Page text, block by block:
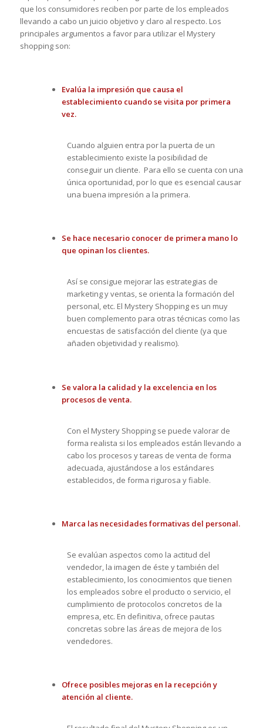
que los consumidores reciben por parte de los empleados
llevando a cabo un juicio objetivo y claro al respecto. Los
principales argumentos a favor para utilizar el Mystery
shopping son:
Evalúa la impresión que causa el
establecimiento cuando se visita por primera
vez.
Cuando alguien entra por la puerta de un
establecimiento existe la posibilidad de
conseguir un cliente. Para ello se cuenta con una
única oportunidad, por lo que es esencial causar
una buena impresión a la primera.
Se hace necesario conocer de primera mano lo
que opinan los clientes.
Así se consigue mejorar las estrategias de
marketing y ventas, se orienta la formación del
personal, etc. El Mystery Shopping es un muy
buen complemento para otras técnicas como las
encuestas de satisfacción del cliente (ya que
añaden objetividad y realismo).
Se valora la calidad y la excelencia en los
procesos de venta.
Con el Mystery Shopping se puede valorar de
forma realista si los empleados están llevando a
cabo los procesos y tareas de venta de forma
adecuada, ajustándose a los estándares
establecidos, de forma rigurosa y fiable.
Marca las necesidades formativas del personal.
Se evalúan aspectos como la actitud del
vendedor, la imagen de éste y también del
establecimiento, los conocimientos que tienen
los empleados sobre el producto o servicio, el
cumplimiento de protocolos concretos de la
empresa, etc. En definitiva, ofrece pautas
concretas sobre las áreas de mejora de los
vendedores.
Ofrece posibles mejoras en la recepción y
atención al cliente.